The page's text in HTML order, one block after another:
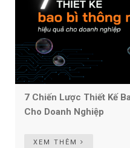
7 Chiến Lược Thiết Kế
Cho Doanh Nghiệp
XEM THÊM